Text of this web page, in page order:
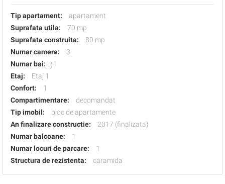
Tip apartament:
apartament
Suprafata utila:
70 mp
Suprafata construita:
80 mp
Numar camere:
3
Numar bai:
: 1
Etaj:
Etaj 1
Confort:
1
Compartimentare:
decomandat
Tip imobil:
bloc de apartamente
An finalizare constructie:
2017 (finalizata)
Numar balcoane:
1
Numar locuri de parcare:
1
Structura de rezistenta:
caramida